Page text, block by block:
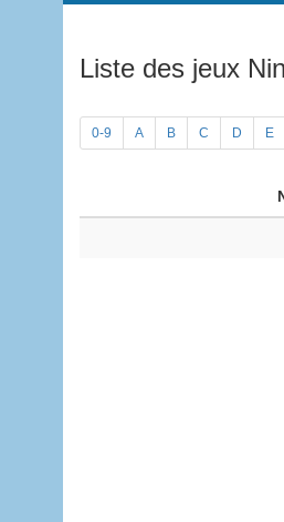
Liste des jeux
0-9 A B C D E